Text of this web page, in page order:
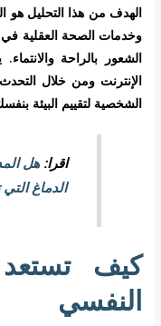
الهدف من هذا التحليل هو
وخدمات الصحة العقلية
الشعور بالراحة
الإنترنت ومن خلال
الشخصية لتقييم البيئة
اقرا:هل
الدماغ التي
كيف تستعد
النفسي